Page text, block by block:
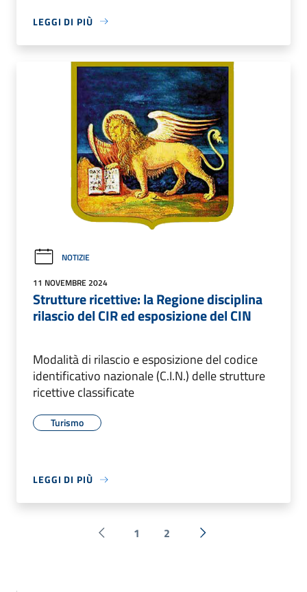
LEGGI DI PIÙ
NOTIZIE
11 NOVEMBRE 2024
Strutture ricettive: la Regione disciplina
rilascio del CIR ed esposizione del CIN
Modalità di rilascio e esposizione del codice
identificativo nazionale (C.I.N.) delle strutture
ricettive classificate
Turismo
LEGGI DI PIÙ
Pagina precedente
1 2 Successiva »